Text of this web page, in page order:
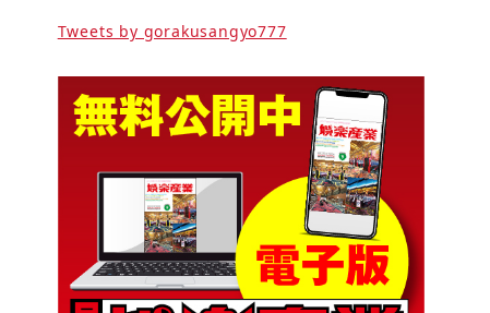
Tweets by gorakusangyo777